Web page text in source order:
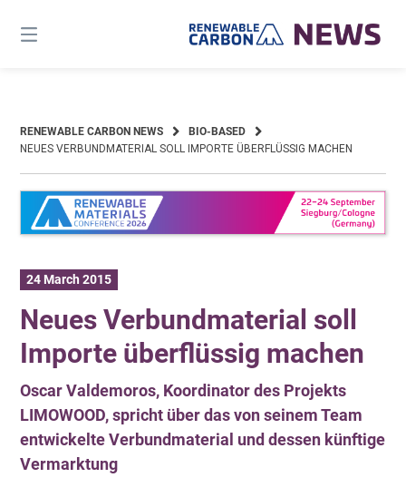
content
RENEWABLE CARBON NEWS
BIO-BASED
NEUES VERBUNDMATERIAL SOLL IMPORTE ÜBERFLÜSSIG MACHEN
24 March 2015
Neues Verbundmaterial soll
Importe überflüssig machen
Oscar Valdemoros, Koordinator des Projekts
LIMOWOOD, spricht über das von seinem Team
entwickelte Verbundmaterial und dessen künftige
Vermarktung